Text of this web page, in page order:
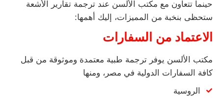
حينما تتعاون مع مكتب الألسن عند ترجمة تقارير الأشعة
ستحظى بنخبة من المميزات، إليك أهمها:
الاعتماد من السفارات
مكتب الألسن يوفر ترجمة طبية معتمدة وموثوقة من قبل
كافة السفارات الدولية في مصر، ومنها
الروسية